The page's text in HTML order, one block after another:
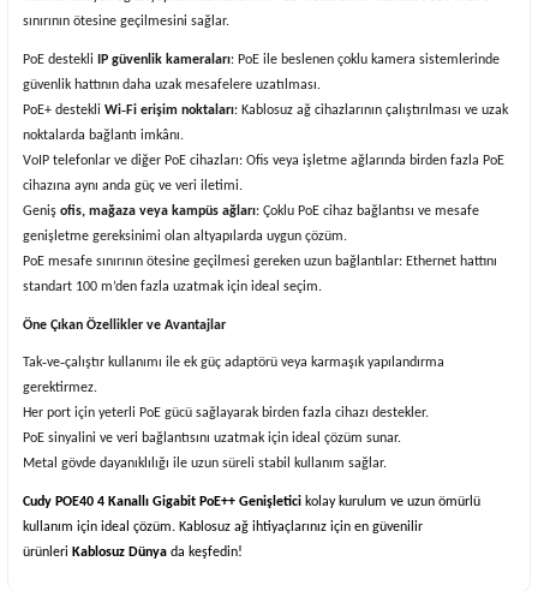
sınırının ötesine geçilmesini sağlar.
PoE destekli IP güvenlik kameraları: PoE ile beslenen çoklu kamera sistemlerinde
güvenlik hattının daha uzak mesafelere uzatılması.
PoE+ destekli Wi‑Fi erişim noktaları: Kablosuz ağ cihazlarının çalıştırılması ve uzak
noktalarda bağlantı imkânı.
VoIP telefonlar ve diğer PoE cihazları: Ofis veya işletme ağlarında birden fazla PoE
cihazına aynı anda güç ve veri iletimi.
Geniş ofis, mağaza veya kampüs ağları: Çoklu PoE cihaz bağlantısı ve mesafe
genişletme gereksinimi olan altyapılarda uygun çözüm.
PoE mesafe sınırının ötesine geçilmesi gereken uzun bağlantılar: Ethernet hattını
standart 100 m’den fazla uzatmak için ideal seçim.
Öne Çıkan Özellikler ve Avantajlar
Tak‑ve‑çalıştır kullanımı ile ek güç adaptörü veya karmaşık yapılandırma
gerektirmez.
Her port için yeterli PoE gücü sağlayarak birden fazla cihazı destekler.
PoE sinyalini ve veri bağlantısını uzatmak için ideal çözüm sunar.
Metal gövde dayanıklılığı ile uzun süreli stabil kullanım sağlar.
Cudy POE40 4 Kanallı Gigabit PoE++ Genişletici kolay kurulum ve uzun ömürlü
kullanım için ideal çözüm. Kablosuz ağ ihtiyaçlarınız için en güvenilir
ürünleri Kablosuz Dünya da keşfedin!